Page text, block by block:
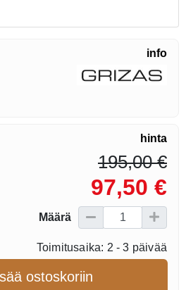
info
hinta
195,00 €
97,50 €
Määrä
Toimitusaika: 2 - 3 päivää
ostoskoriin